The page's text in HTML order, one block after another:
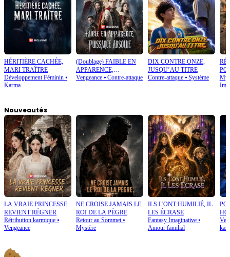
HÉRITIÈRE CACHÉE,
MARI TRAÎTRE
Développement Féminin ⦁
Karma
(Doublage) FAIBLE EN
APPARENCE,
PUISSANCE ABSOLUE
Vengeance⦁ Contre-attaque
DIX CONTRE ONZE,
JUSQU’AU TITRE
Contre-attaque⦁ Système
Nouveautés
LA VRAIE PRINCESSE
REVIENT RÉGNER
Rétribution karmique ⦁
Vengeance
NE CROISE JAMAIS LE
ROI DE LA PÈGRE
Retour au Sommet⦁
Mystère
ILS L'ONT HUMILIÉ, IL
LES ÉCRASE
Fantasy Imaginative⦁
Amour familial